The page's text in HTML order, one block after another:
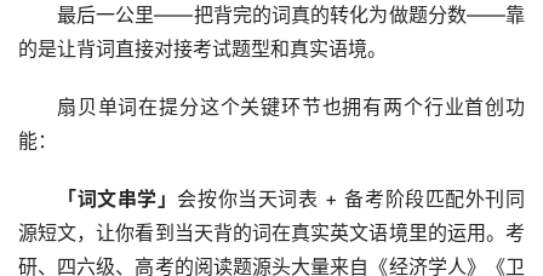
最后一公里——把背完的词真的转化为做题分数——靠
的是让背词直接对接考试题型和真实语境。
扇贝单词在提分这个关键环节也拥有两个行业首创功
能：
「词文串学」 会按你当天词表 + 备考阶段匹配外刊同
源短文，让你看到当天背的词在真实英文语境里的运用。考
研、四六级、高考的阅读题源头大量来自《经济学人》《卫